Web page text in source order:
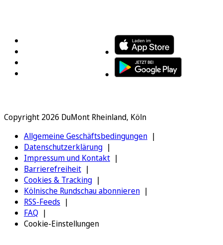
Copyright 2026 DuMont Rheinland, Köln
Allgemeine Geschäftsbedingungen
Datenschutzerklärung
Impressum und Kontakt
Barrierefreiheit
Cookies & Tracking
Kölnische Rundschau abonnieren
RSS-Feeds
FAQ
Cookie-Einstellungen